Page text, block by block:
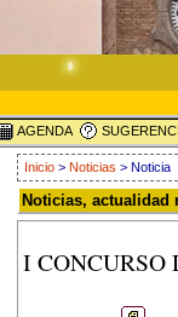
AGENDA
Inicio > Noticias > Noticia
Noticias, actualidad
I CONCURSO